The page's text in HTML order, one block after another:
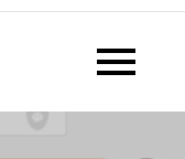
日记网每天同步更新懂懂学